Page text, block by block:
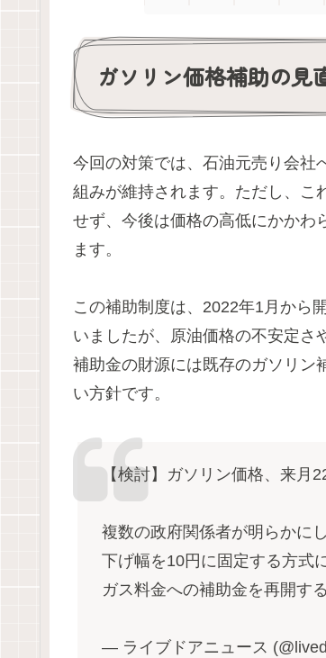
ガソリン価格補助の見
今回の対策では、石油元売り会社
組みが維持されます。ただし、こ
せず、今後は価格の高低にかかわ
ます。
この補助制度は、2022年1月から
いましたが、原油価格の不安定さ
補助金の財源には既存のガソリン
い方針です。
【検討】ガソリン価格、来月
複数の政府関係者が明らかに
下げ幅を10円に固定する方式
ガス料金への補助金を再開す
— ライブドアニュース